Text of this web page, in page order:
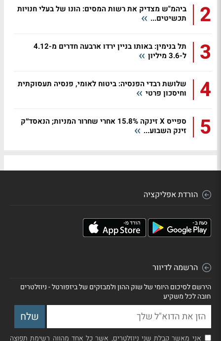
2
ביהמ"ש מצדיק את רשות המסים: הונו של בעלי חנויות
תכשיטים...
3
תל בנימין: באותו בניין ירדו ארבעה חדרים מ-4.12
ל-3.6 מיליון
4
שלושת רבדי הפנסיה: ביטוח לאומי, פנסיה תעסוקתית
וחיסכון פרטי
5
ספייס X זינקה 15.8% אחרי שחרור המניות; הנאסד״ק
זינק השבוע...
הורדת אפליקציה
הרשמה לדיוור
הירשם לסיכום היומי של שוק ההון ולמבזקים של ביזפורטל - ניוזלטרים
חובה לכל משקיע
אני מאשר קבלת שני ניוזלטרים, אשר כל אחד מהווה רשימת תפוצה